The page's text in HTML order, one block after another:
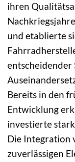
ihren
und etablierte
Bereits in den
Entwicklung
investierte
Die Integration
zuverlässigen